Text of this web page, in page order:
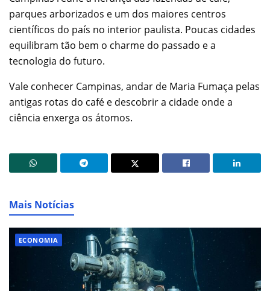
parques arborizados e um dos maiores centros
científicos do país no interior paulista. Poucas cidades
equilibram tão bem o charme do passado e a
tecnologia do futuro.
Vale conhecer Campinas, andar de Maria Fumaça pelas
antigas rotas do café e descobrir a cidade onde a
ciência enxerga os átomos.
Mais Notícias
ECONOMIA